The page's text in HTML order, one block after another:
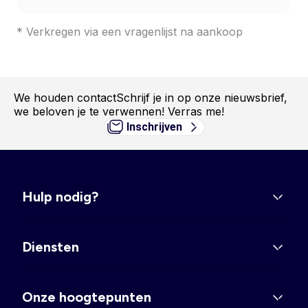
* Verkregen via een vragenlijst na aankoop
We houden contactSchrijf je in op onze nieuwsbrief,
we beloven je te verwennen! Verras me!
Inschrijven
Hulp nodig?
Diensten
Onze hoogtepunten